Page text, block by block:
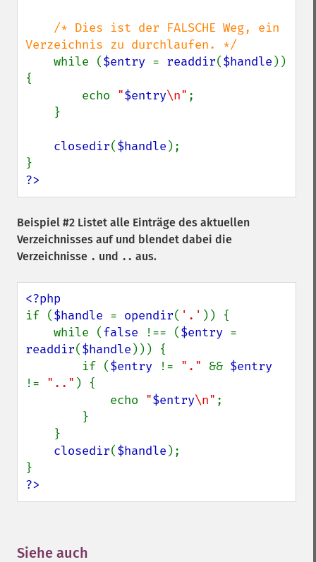
/* Dies ist der FALSCHE Weg, ein
Verzeichnis zu durchlaufen. */
while ($entry = readdir($handle ))
{
        echo
"$entry\n" ;
closedir($handle );
?>
Beispiel #2 Listet alle Einträge des aktuellen
Verzeichnisses auf und blendet dabei die
Verzeichnisse . und .. aus.
if ($handle = opendir( '.' )) {
    while (
false !== ($entry
readdir($handle ))) {
        if (
$entry != "." &&
!= ".." ) {
            echo
"$entry\n" ;
closedir($handle );
?>
Siehe auch